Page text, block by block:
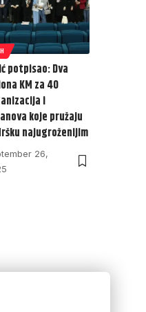
potpisao: Dva
KM za 40
i
koje pružaju
najugroženijim
26,